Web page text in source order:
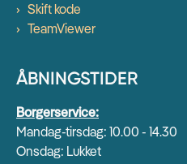
Skift kode
TeamViewer
ÅBNINGSTIDER
Borgerservice:
Mandag-tirsdag: 10.00 - 14.30
Onsdag: Lukket